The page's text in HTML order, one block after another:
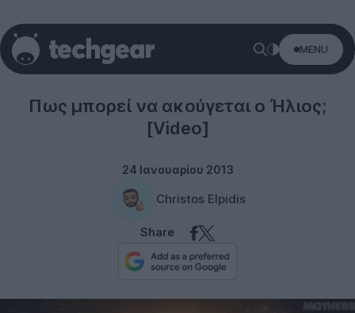
MENU
Technology
Πως μπορεί να ακούγεται ο Ήλιος;
[Video]
24 Ιανουαρίου 2013
Christos Elpidis
Share